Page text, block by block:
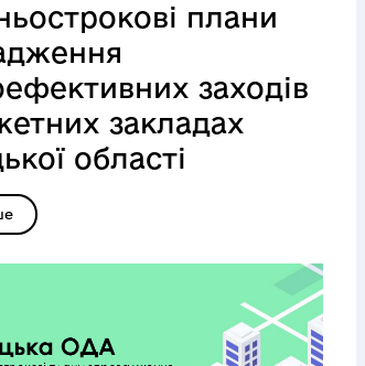
плани
заходів
закладах
області